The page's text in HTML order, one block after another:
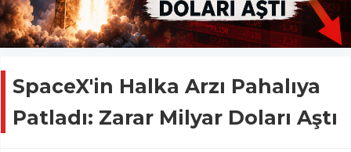
SpaceX'in Halka Arzı Pahalıya
Patladı: Zarar Milyar Doları Aştı